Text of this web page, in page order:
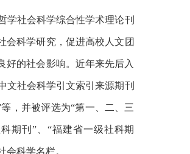
学社会科学综合性学术理论刊
会科学研究，促进高校人文团
好的社会影响。近年来先后入
文社会科学引文索引来源期刊
，并被评选为“第一、二、三
期刊”、“福建省一级社科期
会科学名栏。